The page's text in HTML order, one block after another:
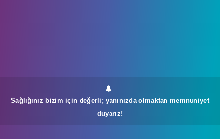
Sağlığınız bizim için değerli; yanınızda olmaktan memnuniyet
duyarız!